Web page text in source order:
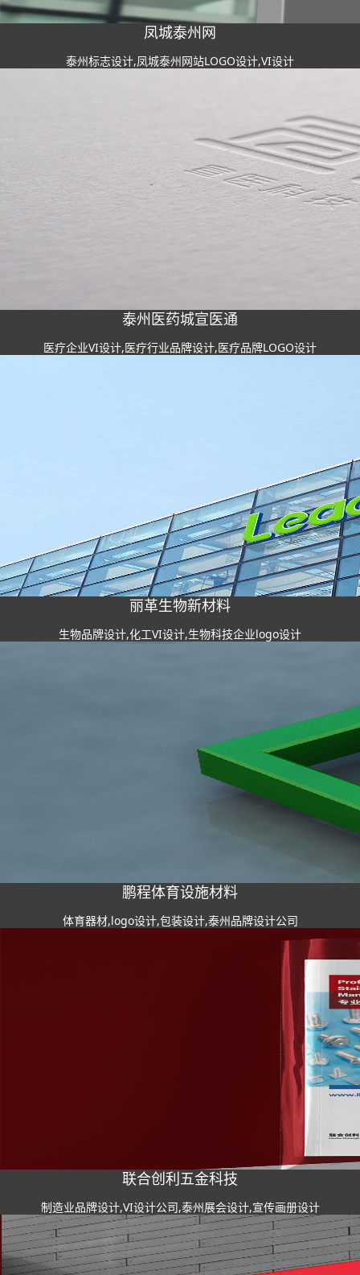
凤城泰州网
泰州标志设计,凤城泰州网站LOGO设计,VI设计
泰州医药城宣医通
医疗企业VI设计,医疗行业品牌设计,医疗品牌LOGO设计
丽革生物新材料
生物品牌设计,化工VI设计,生物科技企业logo设计
鹏程体育设施材料
体育器材,logo设计,包装设计,泰州品牌设计公司
联合创利五金科技
制造业品牌设计,VI设计公司,泰州展会设计,宣传画册设计